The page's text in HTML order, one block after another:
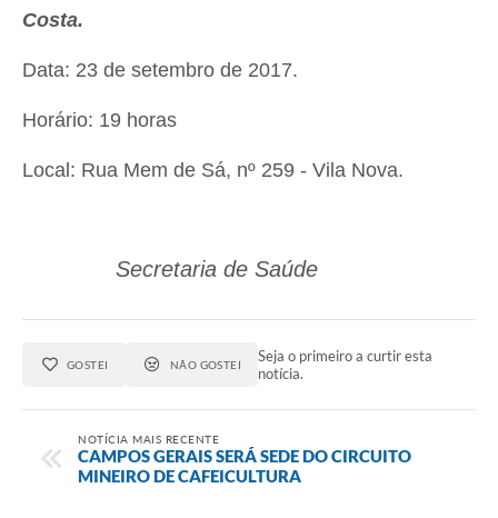
Costa.
Data: 23 de setembro de 2017.
Horário: 19 horas
Local: Rua Mem de Sá, nº 259 - Vila Nova.
Secretaria de Saúde
GOSTEI NÃO GOSTEI
Seja o primeiro a curtir esta
notícia.
NOTÍCIA MAIS RECENTE
CAMPOS GERAIS SERÁ SEDE DO CIRCUITO
MINEIRO DE CAFEICULTURA